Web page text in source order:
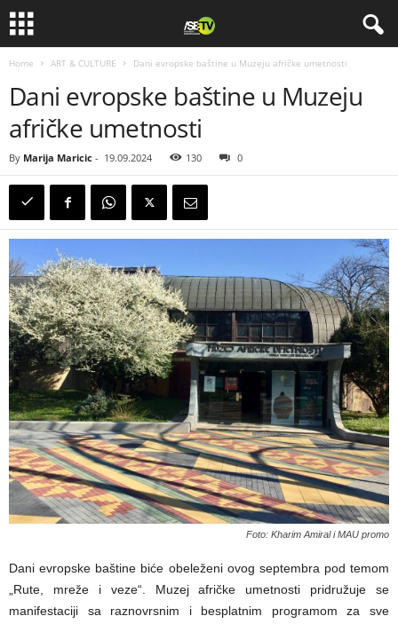
Home ART & CULTURE Dani evropske baštine u Muzeju afričke umetnosti
Dani evropske baštine u Muzeju
afričke umetnosti
By Marija Maricic - 19.09.2024 130 0
Foto: Kharim Amiral i MAU promo
Dani evropske baštine biće obeleženi ovog septembra pod temom
„Rute, mreže i veze“. Muzej afričke umetnosti pridružuje se
manifestaciji sa raznovrsnim i besplatnim programom za sve